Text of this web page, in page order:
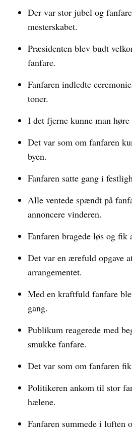
Der var stor jubel og
mesterskabet.
Præsidenten blev budt
fanfare.
Fanfaren indledte
toner.
I det fjerne kunne man høre
Det var som om fanfaren
byen.
Fanfaren satte gang i
Alle ventede spændt på
annoncere vinderen.
Fanfaren bragede løs og fik
Det var en ærefuld opgave
arrangementet.
Med en kraftfuld fanfare
gang.
Publikum reagerede med
smukke fanfare.
Det var som om fanfaren
Politikeren ankom til stor
hælene.
Fanfaren summede i luften